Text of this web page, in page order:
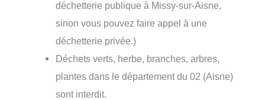
déchetterie publique à Missy-sur-Aisne,
sinon vous pouvez faire appel à une
déchetterie privée.)
Déchets verts, herbe, branches, arbres,
plantes dans le département du 02 (Aisne)
sont interdit.